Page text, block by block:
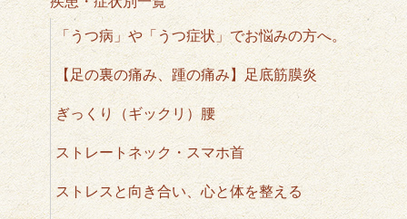
「うつ病」や「うつ症状」でお悩みの方へ。
【足の裏の痛み、踵の痛み】足底筋膜炎
ぎっくり（ギックリ）腰
ストレートネック・スマホ首
ストレスと向き合い、心と体を整える